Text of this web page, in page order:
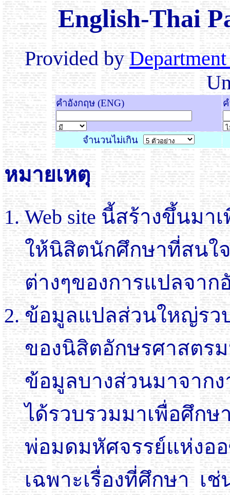
English-Thai
Provided by
คำอังกฤษ (ENG)
จำนวนไม่เกิน
หมายเหตุ
Web site นี้สร้างขึ้นม
ให้นิสิตนักศึกษาที่สนใ
ต่างๆของการแปลจาก
ข้อมูลแปลส่วนใหญ่รว
ของนิสิตอักษรศาสตร
ข้อมูลบางส่วนมาจาก
ได้รวบรวมมาเพื่อศึกษ
พ่อมดมหัศจรรย์แห่งอ
เฉพาะเรื่องที่ศึกษา เ